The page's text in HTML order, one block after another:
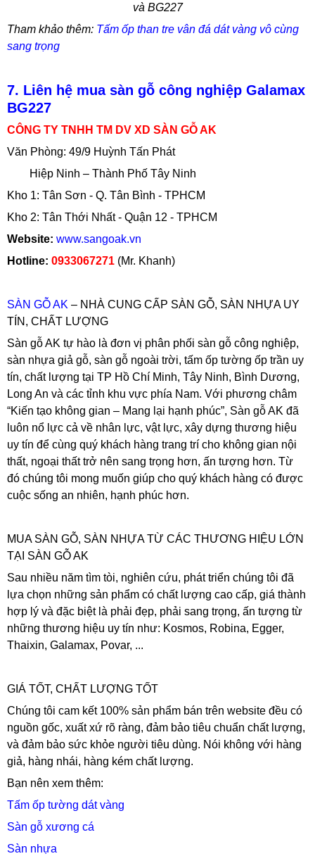
và BG227
Tham khảo thêm: Tấm ốp than tre vân đá dát vàng vô cùng
sang trọng
7. Liên hệ mua sàn gỗ công nghiệp Galamax
BG227
CÔNG TY TNHH TM DV XD SÀN GỖ AK
Văn Phòng: 49/9 Huỳnh Tấn Phát
Hiệp Ninh – Thành Phố Tây Ninh
Kho 1: Tân Sơn - Q. Tân Bình - TPHCM
Kho 2: Tân Thới Nhất - Quận 12 - TPHCM
Website: www.sangoak.vn
Hotline: 0933067271 (Mr. Khanh)
SÀN GỖ AK – NHÀ CUNG CẤP SÀN GỖ, SÀN NHỰA UY
TÍN, CHẤT LƯỢNG
Sàn gỗ AK tự hào là đơn vị phân phối sàn gỗ công nghiệp,
sàn nhựa giả gỗ, sàn gỗ ngoài trời, tấm ốp tường ốp trần uy
tín, chất lượng tại TP Hồ Chí Minh, Tây Ninh, Bình Dương,
Long An và các tỉnh khu vực phía Nam. Với phương châm
“Kiến tạo không gian – Mang lại hạnh phúc”, Sàn gỗ AK đã
luôn nổ lực cả về nhân lực, vật lực, xây dựng thương hiệu
uy tín để cùng quý khách hàng trang trí cho không gian nội
thất, ngoại thất trở nên sang trọng hơn, ấn tượng hơn. Từ
đó chúng tôi mong muốn giúp cho quý khách hàng có được
cuộc sống an nhiên, hạnh phúc hơn.
MUA SÀN GỖ, SÀN NHỰA TỪ CÁC THƯƠNG HIỆU LỚN
TẠI SÀN GỖ AK
Sau nhiều năm tìm tòi, nghiên cứu, phát triển chúng tôi đã
lựa chọn những sản phẩm có chất lượng cao cấp, giá thành
hợp lý và đặc biệt là phải đẹp, phải sang trọng, ấn tượng từ
những thương hiệu uy tín như: Kosmos, Robina, Egger,
Thaixin, Galamax, Povar, ...
GIÁ TỐT, CHẤT LƯỢNG TỐT
Chúng tôi cam kết 100% sản phẩm bán trên website đều có
nguồn gốc, xuất xứ rõ ràng, đảm bảo tiêu chuẩn chất lượng,
và đảm bảo sức khỏe người tiêu dùng. Nói không với hàng
giả, hàng nhái, hàng kém chất lượng.
Bạn nên xem thêm:
Tấm ốp tường dát vàng
Sàn gỗ xương cá
Sàn nhựa